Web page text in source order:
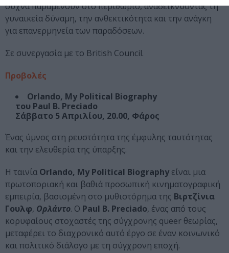
συχνά παραμένουν στο περιθώριο, αναδεικνύοντας τη
γυναικεία δύναμη, την ανθεκτικότητα και την ανάγκη
για επανερμηνεία των παραδόσεων.
Σε συνεργασία με το British Council.
Προβολές
Orlando, My Political Biography
του Paul B. Preciado
Σάββατο 5 Απριλίου, 20.00, Φάρος
Ένας ύμνος στη ρευστότητα της έμφυλης ταυτότητας
και την ελευθερία της ύπαρξης.
Η ταινία Orlando, My Political Biography είναι μια
πρωτοποριακή και βαθιά προσωπική κινηματογραφική
εμπειρία, βασισμένη στο μυθιστόρημα της Βιρτζίνια
Γουλφ, Ορλάντο. Ο Paul B. Preciado, ένας από τους
κορυφαίους στοχαστές της σύγχρονης queer θεωρίας,
μεταφέρει το διαχρονικό αυτό έργο σε έναν κοινωνικό
και πολιτικό διάλογο με τη σύγχρονη εποχή.